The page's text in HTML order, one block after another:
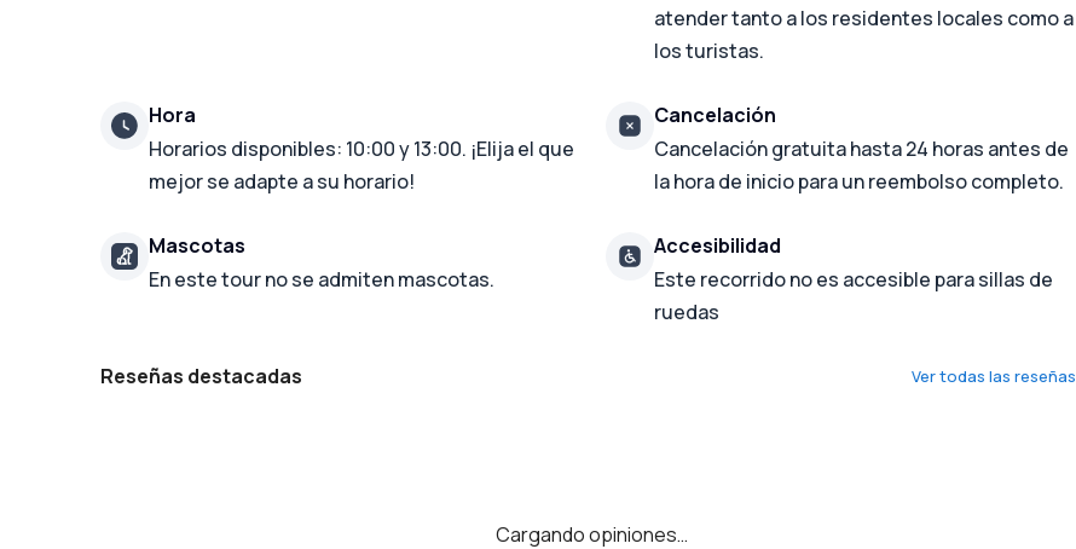
atender tanto a los residentes locales como a
los turistas.
Hora
Horarios disponibles: 10:00 y 13:00. ¡Elija el que
mejor se adapte a su horario!
Cancelación
Cancelación gratuita hasta 24 horas antes de
la hora de inicio para un reembolso completo.
Mascotas
En este tour no se admiten mascotas.
Accesibilidad
Este recorrido no es accesible para sillas de
ruedas
Reseñas destacadas Ver todas las reseñas
Cargando opiniones…